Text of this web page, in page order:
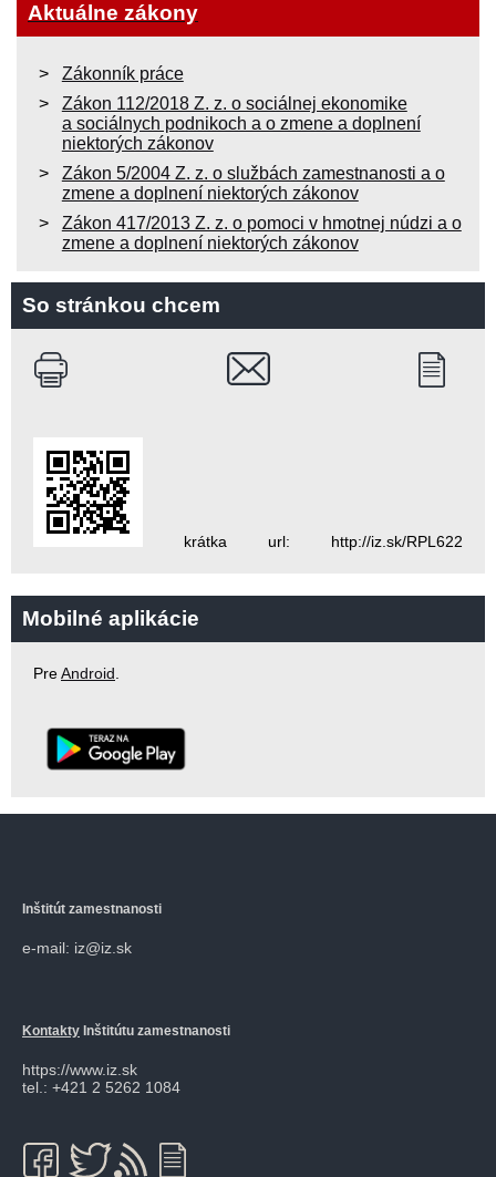
Aktuálne zákony
Zákonník práce
Zákon 112/2018 Z. z. o sociálnej ekonomike
a sociálnych podnikoch a o zmene a doplnení
niektorých zákonov
Zákon 5/2004 Z. z. o službách zamestnanosti a o
zmene a doplnení niektorých zákonov
Zákon 417/2013 Z. z. o pomoci v hmotnej núdzi a o
zmene a doplnení niektorých zákonov
So stránkou chcem
krátka url: http://iz.sk/RPL622
Mobilné aplikácie
PreAndroid.
Inštitút zamestnanosti
e-mail: iz@iz.sk
Kontakty Inštitútu zamestnanosti
https://www.iz.sk
tel.: +421 2 5262 1084